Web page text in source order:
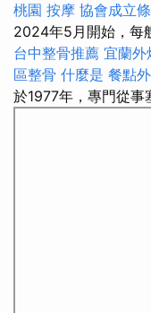
桃園 按摩 協會成立
2024年5月開始，每
台中整骨推薦 宜蘭外
區整骨 什麼是 餐點
於1977年，專門從事